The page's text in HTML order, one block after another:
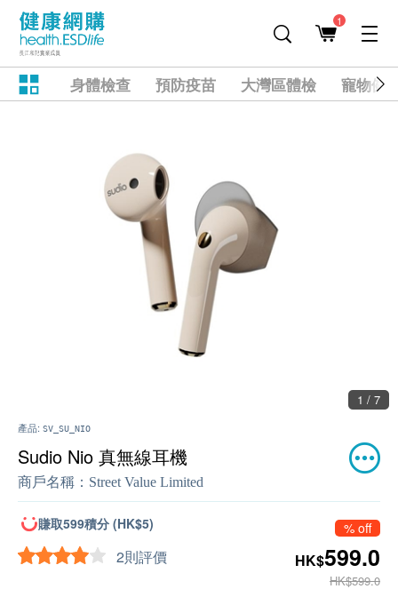
1
身體檢查 預防疫苗 大灣區體檢 寵物健
1 / 7
產品: SV_SU_NIO
Sudio Nio 真無線耳機
商戶名稱： Street Value Limited
賺取599積分 (HK$5)
2則評價
% off
HK$599.0
HK$599.0